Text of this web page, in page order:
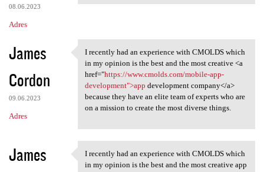
08.06.2023
Adres
James
Cordon
09.06.2023
Adres
I recently had an experience
I recently had an experience with CMOLDS which
in my opinion is the best and the most creative <a
href="https://www.cmolds.com/mobile-app-
development">app development company</a>
because they have an elite team of experts who are
on a mission to create the most diverse things.
James
I recently had an experience
I recently had an experience with CMOLDS which
in my opinion is the best and the most creative app